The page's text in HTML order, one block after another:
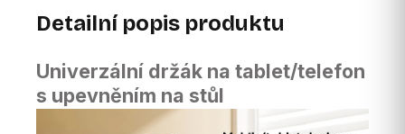
Detailní popis produktu
Univerzální držák na tablet/telefon
s upevněním na stůl